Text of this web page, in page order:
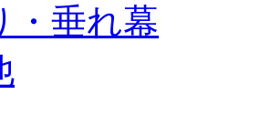
・垂れ幕